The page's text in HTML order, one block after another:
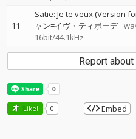
11
Satie: Je te veux (Version
ャン=イヴ・ティボーデ
16bit/44.1kHz
Report
Like! 0 Embed